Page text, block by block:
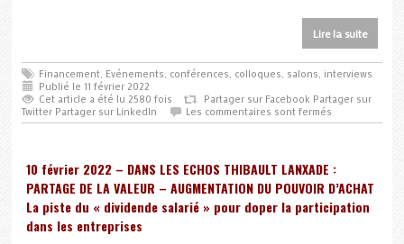
Lire la suite
Financement, Evénements, conférences, colloques, salons, interviews
Publié le 11 février 2022
Cet article a été lu 2580 fois
Partager sur Facebook Partager sur
Twitter Partager sur LinkedIn Les commentaires sont fermés
10 février 2022 – DANS LES ECHOS THIBAULT LANXADE :
PARTAGE DE LA VALEUR – AUGMENTATION DU POUVOIR D’ACHAT
La piste du « dividende salarié » pour doper la participation
dans les entreprises